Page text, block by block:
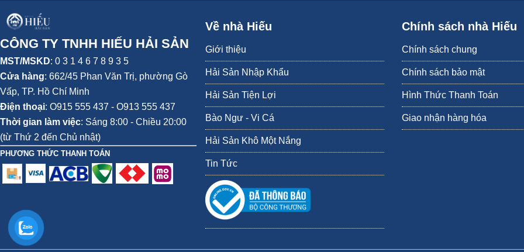
CÔNG TY TNHH HIẾU HẢI SẢN
MST/MSKD: 0 3 1 4 6 7 8 9 3 5
Cửa hàng: 662/45 Phan Văn Trị, phường Gò
Vấp, TP. Hồ Chí Minh
Điện thoại: O915 555 437 - O913 555 437
Thời gian làm việc: Sáng 8:00 - Chiều 20:00
(từ Thứ 2 đến Chủ nhật)
PHƯƠNG THỨC THANH TOÁN
Về nhà Hiếu
Giới thiệu
Hải Sản Nhập Khẩu
Hải Sản Tiện Lợi
Bào Ngư - Vi Cá
Hải Sản Khô Một Nắng
Tin Tức
Chính sách nhà Hiếu
Chính sách chung
Chính sách bảo mật
Hình Thức Thanh Toán
Giao nhận hàng hóa